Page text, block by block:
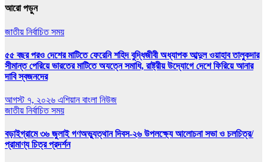
আরো পড়ুন
জাতীয় নির্বাচিত সময়
৫৫ বছর পরও দেশের মাটিতে ফেরেনি শহিদ বুদ্ধিজীবী অধ্যাপক আব্দুল ওয়াহাব তালুকদার
সীমান্ত পেরিয়ে ভারতের মাটিতে অযত্নে সমাধি, রাষ্ট্রীয় উদ্যোগে দেশে ফিরিয়ে আনার
দাবি স্বজনদের
আগস্ট ৭, ২০২৬ এশিয়ান বাংলা নিউজ
জাতীয় নির্বাচিত সময়
বড়াইগ্রামে ৩৬ জুলাই গণঅভ্যুত্থান দিবস-২৬ উপলক্ষ্যে আলোচনা সভা ও চলচিত্র/
প্রামাণ্য চিত্র প্রদর্শন